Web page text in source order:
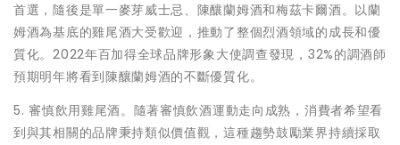
首選，隨後是單一麥芽威士忌、陳釀蘭姆酒和梅茲卡爾酒。以蘭
姆酒為基底的雞尾酒大受歡迎，推動了整個烈酒領域的成長和優
質化。2022年百加得全球品牌形象大使調查發現，32%的調酒師
預期明年將看到陳釀蘭姆酒的不斷優質化。
5. 審慎飲用雞尾酒。隨著審慎飲酒運動走向成熟，消費者希望看
到與其相關的品牌秉持類似價值觀，這種趨勢鼓勵業界持續採取